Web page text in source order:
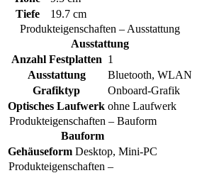
Tiefe
19.7 cm
Produkteigenschaften – Ausstattung
Ausstattung
Anzahl Festplatten 1
Ausstattung
Bluetooth, WLAN
Grafiktyp
Onboard-Grafik
Optisches Laufwerk ohne Laufwerk
Produkteigenschaften – Bauform
Bauform
Gehäuseform Desktop, Mini-PC
Produkteigenschaften –